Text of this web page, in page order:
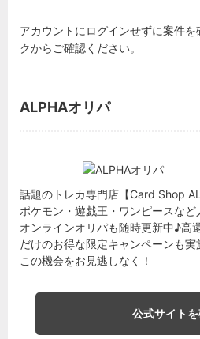
アカウントにログインせずに案件
クからご確認ください。
ALPHAオリパ
話題のトレカ専門店【Card Shop
ポケモン・遊戯王・ワンピースなど
オンラインオリパも随時更新中♪高
だけのお得な限定キャンペーンも実
この機会をお見逃しなく！
公式サイト